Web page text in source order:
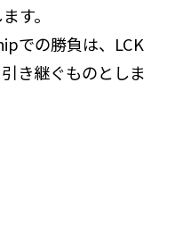
す。
での勝負は、LCK
き継ぐものとしま